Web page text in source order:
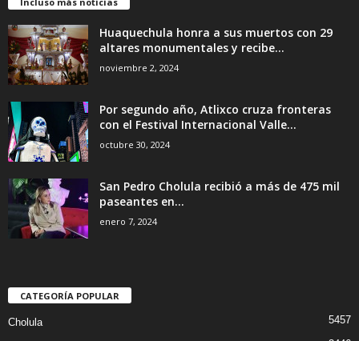
Huaquechula honra a sus muertos con 29
altares monumentales y recibe...
noviembre 2, 2024
Por segundo año, Atlixco cruza fronteras
con el Festival Internacional Valle...
octubre 30, 2024
San Pedro Cholula recibió a más de 475 mil
paseantes en...
enero 7, 2024
CATEGORÍA POPULAR
Cholula 5457